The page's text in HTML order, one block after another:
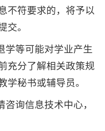
不符要求的，将予以
交。
学等可能对学业产生
充分了解相关政策规
学秘书或辅导员。
询信息技术中心，